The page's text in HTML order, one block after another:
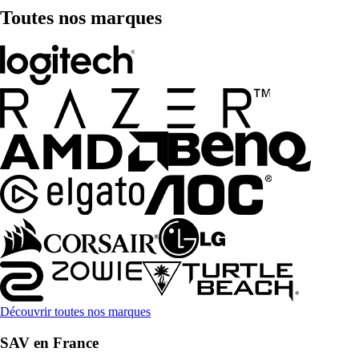
Toutes nos marques
Découvrir toutes nos marques
SAV en France